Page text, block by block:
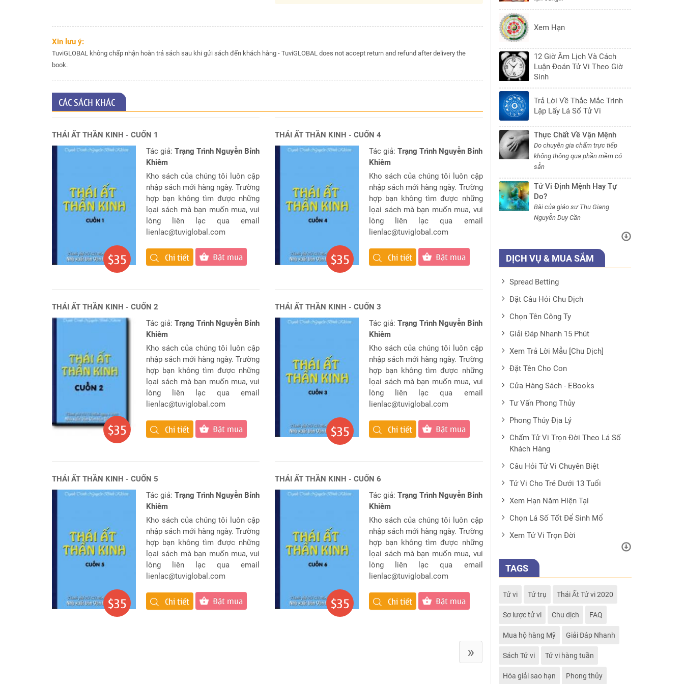
Xin lưu ý:
TuviGLOBAL không chấp nhận hoàn trả sách sau khi gửi sách đến khách hàng - TuviGLOBAL does not accept return and refund after delivery the
book.
CÁC SÁCH KHÁC
THÁI ẤT THẦN KINH - CUỐN 1
$35
Tác giả: Trạng Trình Nguyễn Bỉnh
Khiêm
Kho sách của chúng tôi luôn cập
nhập sách mới hàng ngày. Trường
hợp bạn không tìm được những
lọai sách mà bạn muốn mua, vui
lòng liên lạc qua email
lienlac@tuviglobal.com
Chi tiết Đặt mua
THÁI ẤT THẦN KINH - CUỐN 4
$35
Tác giả:Trạng Trình Nguyễn Bỉnh
Khiêm
Kho sách của chúng tôi luôn cập
nhập sách mới hàng ngày. Trường
hợp bạn không tìm được những
lọai sách mà bạn muốn mua, vui
lòng liên lạc qua email
lienlac@tuviglobal.com
Chi tiết Đặt mua
THÁI ẤT THẦN KINH - CUỐN 2
$35
Tác giả: Trạng Trình Nguyễn Bỉnh
Khiêm
Kho sách của chúng tôi luôn cập
nhập sách mới hàng ngày. Trường
hợp bạn không tìm được những
lọai sách mà bạn muốn mua, vui
lòng liên lạc qua email
lienlac@tuviglobal.com
Chi tiết Đặt mua
THÁI ẤT THẦN KINH - CUỐN 3
$35
Tác giả:Trạng Trình Nguyễn Bỉnh
Khiêm
Kho sách của chúng tôi luôn cập
nhập sách mới hàng ngày. Trường
hợp bạn không tìm được những
lọai sách mà bạn muốn mua, vui
lòng liên lạc qua email
lienlac@tuviglobal.com
Chi tiết Đặt mua
THÁI ẤT THẦN KINH - CUỐN 5
$35
Tác giả: Trạng Trình Nguyễn Bỉnh
Khiêm
Kho sách của chúng tôi luôn cập
nhập sách mới hàng ngày. Trường
hợp bạn không tìm được những
lọai sách mà bạn muốn mua, vui
lòng liên lạc qua email
lienlac@tuviglobal.com
Chi tiết Đặt mua
THÁI ẤT THẦN KINH - CUỐN 6
$35
Tác giả:Trạng Trình Nguyễn Bỉnh
Khiêm
Kho sách của chúng tôi luôn cập
nhập sách mới hàng ngày. Trường
hợp bạn không tìm được những
lọai sách mà bạn muốn mua, vui
lòng liên lạc qua email
lienlac@tuviglobal.com
Chi tiết Đặt mua
»
Xem Hạn
12 Giờ Âm Lịch Và Cách
Luận Đoán Tử Vi Theo Giờ
Sinh
Trả Lời Về Thắc Mắc Trình
Lập Lấy Lá Số Tử Vi
Thực Chất Về Vận Mệnh
Do chuyên gia chấm trực tiếp
không thông qua phần mềm có
sẵn
Tử Vi Định Mệnh Hay Tự
Do?
Bài của giáo sư Thu Giang
Nguyễn Duy Cần
DỊCH VỤ & MUA SẮM
Spread Betting
Đặt Câu Hỏi Chu Dịch
Chọn Tên Công Ty
Giải Đáp Nhanh 15 Phút
Xem Trả Lời Mẫu [Chu Dịch]
Đặt Tên Cho Con
Cửa Hàng Sách - EBooks
Tư Vấn Phong Thủy
Phong Thủy Địa Lý
Chấm Tử Vi Trọn Đời Theo Lá Số
Khách Hàng
Câu Hỏi Tử Vi Chuyên Biệt
Tử Vi Cho Trẻ Dưới 13 Tuổi
Xem Hạn Năm Hiện Tại
Chọn Lá Số Tốt Để Sinh Mổ
Xem Tử Vi Trọn Đời
TAGS
Tử vi Tứ trụ Thái Ất Tử vi 2020
Sơ lược tử vi Chu dịch FAQ
Mua hộ hàng Mỹ Giải Đáp Nhanh
Sách Tử vi Tử vi hàng tuần
Hóa giải sao hạn Phong thủy